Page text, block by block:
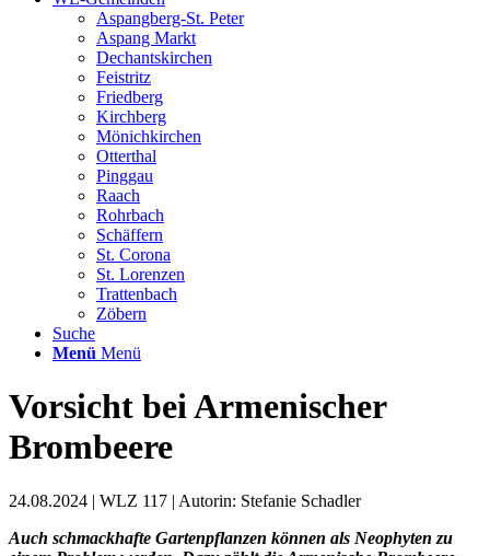
Aspangberg-St. Peter
Aspang Markt
Dechantskirchen
Feistritz
Friedberg
Kirchberg
Mönichkirchen
Otterthal
Pinggau
Raach
Rohrbach
Schäffern
St. Corona
St. Lorenzen
Trattenbach
Zöbern
Suche
Menü Menü
Vorsicht bei Armenischer
Brombeere
24.08.2024 | WLZ 117 | Autorin: Stefanie Schadler
Auch schmackhafte Gartenpflanzen können als Neophyten zu